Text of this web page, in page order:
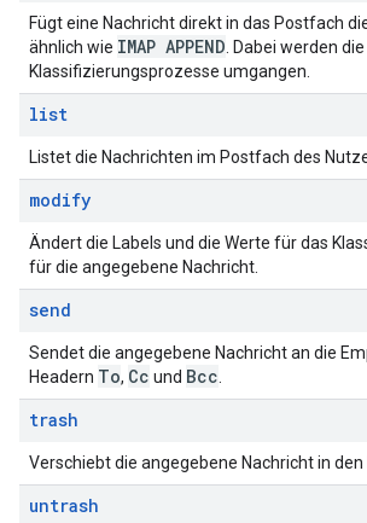
Fügt eine Nachricht direkt in das Postfach
ähnlich wie IMAP APPEND . Dabei werden
Klassifizierungsprozesse umgangen.
list
Listet die Nachrichten im Postfach des
modify
Ändert die Labels und die Werte für das
für die angegebene Nachricht.
send
Sendet die angegebene Nachricht an die
Headern To, Cc und Bcc
trash
Verschiebt die angegebene Nachricht in den
untrash